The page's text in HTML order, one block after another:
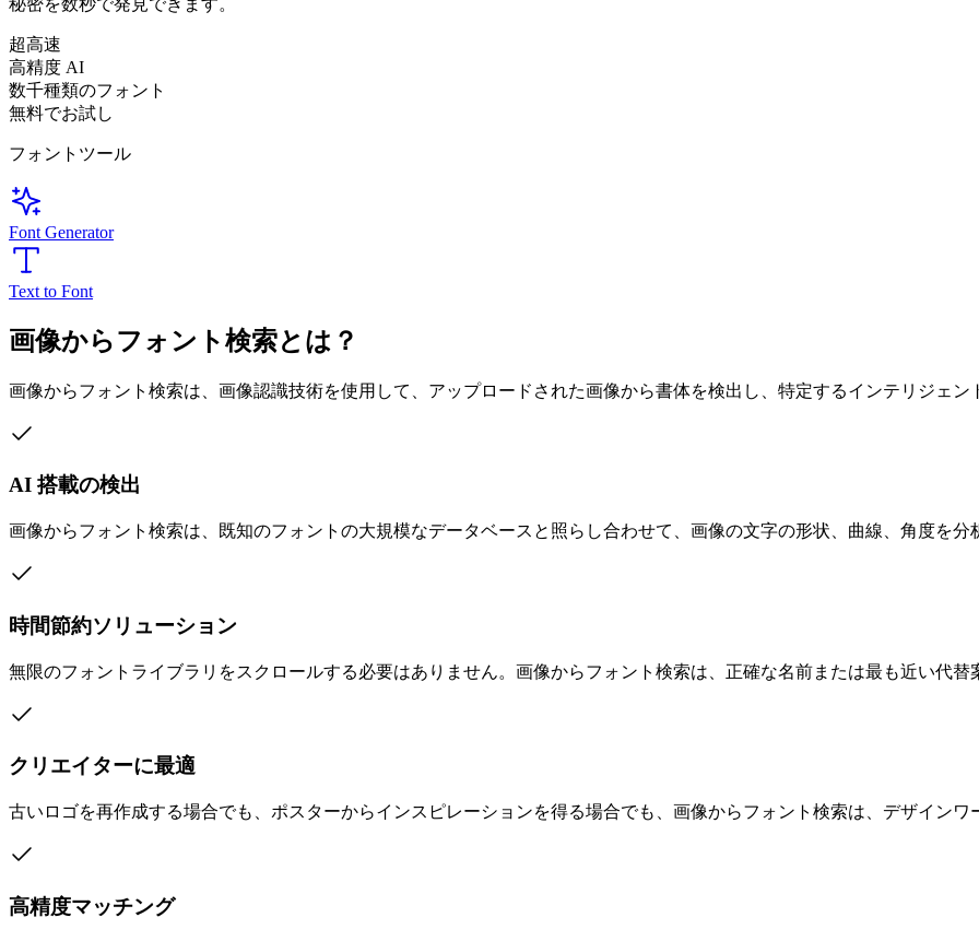
超高速
高精度 AI
数千種類のフォント
無料でお試し
フォントツール
Font Generator
Text to Font
画像からフォント検索とは？
画像からフォント検索は、画像認識技術を使用して、アップロードされた画像から書体を検出し、特定するインテリジェン
AI 搭載の検出
画像からフォント検索は、既知のフォントの大規模なデータベースと照らし合わせて、画像の文字の形状、曲線、角度を分
時間節約ソリューション
無限のフォントライブラリをスクロールする必要はありません。画像からフォント検索は、正確な名前または最も近い代替
クリエイターに最適
古いロゴを再作成する場合でも、ポスターからインスピレーションを得る場合でも、画像からフォント検索は、デザインワ
高精度マッチング